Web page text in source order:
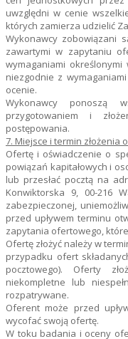
uwzględni w cenie
których zamierza udzielić
Wykonawcy zobowiązani
zawartymi w zapytaniu
wymaganiami
niezgodnie z
ocenie.
Wykonawcy ponoszą
przygotowaniem i
postępowania.
7. Miejsce i termin złożenia
Ofertę i oświadczenie o
powiązań kapitałowych i
lub przesłać pocztą na
Konwiktorska 9, 00-216
zabezpieczonej,
przed upływem terminu
zapytania ofertowego,
Ofertę złożyć należy w
przypadku ofert
pocztowego). Oferty
niekompletne lub
rozpatrywane.
Oferent może przed
wycofać swoją ofertę.
W toku badania i oceny